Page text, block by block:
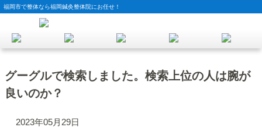
福岡市で整体なら福岡鍼灸整体院にお任せ！
グーグルで検索しました。検索上位の人は腕が
良いのか？
2023年05月29日